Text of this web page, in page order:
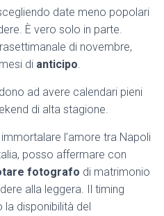
date meno popolari
È vero solo in parte.
di novembre,
di anticipo.
ad avere calendari pieni
di alta stagione.
l’amore tra Napoli
posso affermare con
fotografo di matrimonio
alla leggera. Il timing
la disponibilità del